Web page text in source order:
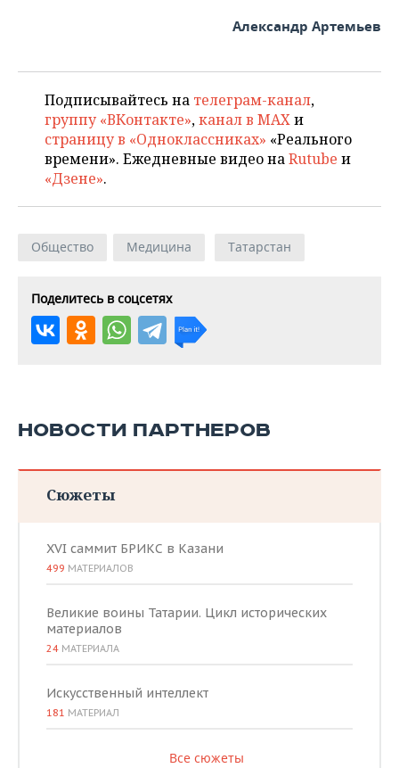
Александр Артемьев
Подписывайтесь на телеграм-канал,
группу «ВКонтакте»,канал в MAXи
страницу в «Одноклассниках» «Реального
времени». Ежедневные видео наRutube и
«Дзене».
Общество Медицина Татарстан
Поделитесь в соцсетях
НОВОСТИ ПАРТНЕРОВ
Сюжеты
XVI саммит БРИКС в Казани
499 МАТЕРИАЛОВ
Великие воины Татарии. Цикл исторических
материалов
24 МАТЕРИАЛА
Искусственный интеллект
181 МАТЕРИАЛ
Все сюжеты